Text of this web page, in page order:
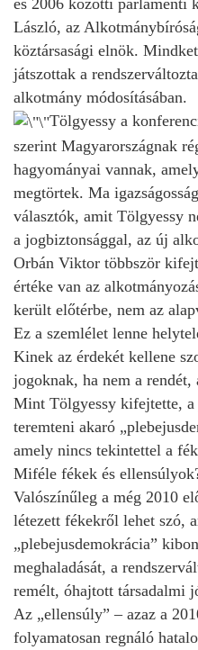
László, az
köztársasági elnök.
játszottak a
alkotmány módosításában.
Tölgyessy a
szerint Magyarországnak
hagyományai vannak,
megtörtek. Ma
választók, amit Tölgyessy
a jogbiztonsággal, az új
Orbán Viktor többször
értéke van az
került előtérbe, nem az
Ez a szemlélet lenne
Kinek az érdekét kellene
jogoknak, ha nem a rendét,
Mint Tölgyessy kifejtette,
teremteni akaró
amely nincs tekintettel a
Miféle fékek és
Valószínűleg a még 2010
létezett fékekről lehet szó,
„plebejusdemokrácia”
meghaladását, a
remélt, óhajtott társadalmi
Az „ellensúly” – azaz a
folyamatosan regnáló